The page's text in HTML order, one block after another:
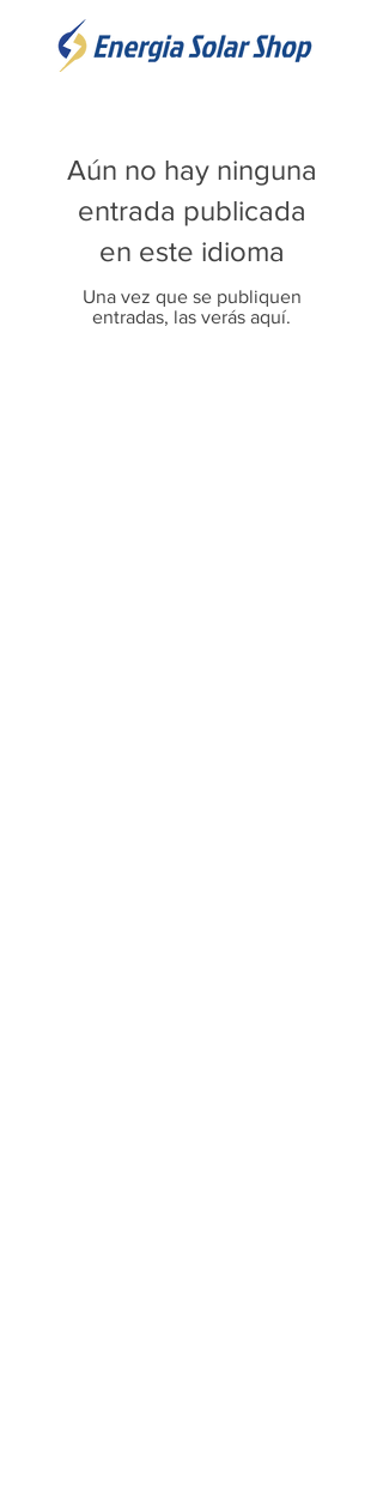
Aún no hay ninguna
entrada publicada
en este idioma
Una vez que se publiquen
entradas, las verás aquí.